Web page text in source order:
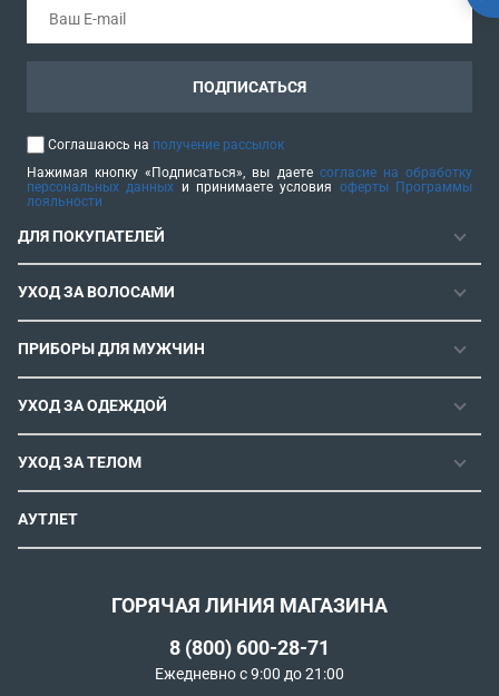
ДЛЯ ПОКУПАТЕЛЕЙ
ГАРАНТИЯ
РЕМОНТОПРИГОДНОСТЬ
ИНСТРУКЦИИ И FAQ
КОНТАКТЫ И РЕКВИЗИТЫ
СПОСОБЫ ОПЛАТЫ
УСЛОВИЯ ДОСТАВКИ
ОБМЕН И ВОЗВРАТ
РЕКОМЕНДАТЕЛЬНЫЕ ТЕХНОЛОГИИ
УХОД ЗА ВОЛОСАМИ
ФЕНЫ
ФЕН-ЩЕТКИ
СТАЙЛЕРЫ
ВОССТАНОВЛЕНИЕ ВОЛОС
ULTIMATE EXPERIENCE
ROWENTA X KARL LAGERFELD
ПРИБОРЫ ДЛЯ МУЖЧИН
МАШИНКИ ДЛЯ СТРИЖКИ
ТРИММЕРЫ
УХОД ЗА ОДЕЖДОЙ
ПАРОГЕНЕРАТОРЫ
УТЮГИ
УХОД ЗА ТЕЛОМ
ЭПИЛЯТОРЫ
АУТЛЕТ
ПОДПИСАТЬСЯ
Соглашаюсь на получение рассылок
Нажимая кнопку «Подписаться», вы даете согласие на обработку
персональных данных и принимаете условия оферты Программы
лояльности
ГОРЯЧАЯ ЛИНИЯ МАГАЗИНА
8 (800) 600-28-71
Ежедневно с 9:00 до 21:00